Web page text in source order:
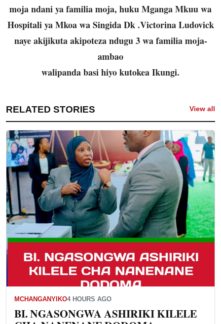
moja ndani ya familia moja, huku Mganga Mkuu wa
Hospitali ya Mkoa wa Singida Dk .Victorina Ludovick
naye akijikuta akipoteza ndugu 3 wa familia moja-
ambao
walipanda basi hiyo kutokea Ikungi.
RELATED STORIES View all
MCHANGANYIKO4 HOURS AGO
BI. NGASONGWA ASHIRIKI KILELE